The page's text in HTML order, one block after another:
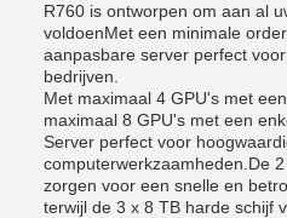
R760 is ontworpen om aan al
voldoenMet een minimale
aanpasbare server perfect
bedrijven.
Met maximaal 4 GPU's met
maximaal 8 GPU's met een
Server perfect voor
computerwerkzaamheden.De
zorgen voor een snelle en
terwijl de 3 x 8 TB harde schijf